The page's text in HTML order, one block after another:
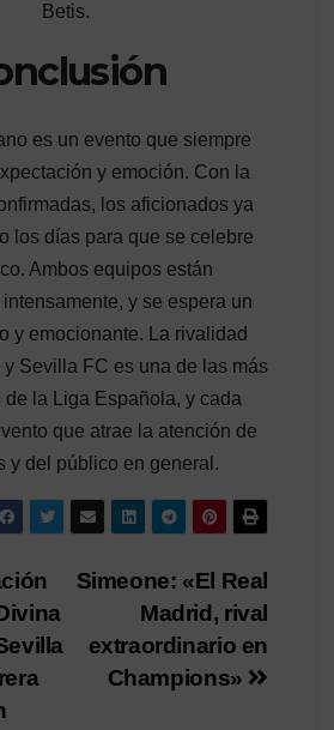
Betis.
es un evento que siempre
y emoción. Con la
los aficionados ya
los días para que se celebre
Ambos equipos están
y se espera un
y emocionante. La rivalidad
Sevilla FC es una de las más
de la Liga Española, y cada
que atrae la atención de
y del público en general.
Simeone: «El Real
Madrid, rival
extraordinario en
Champions»